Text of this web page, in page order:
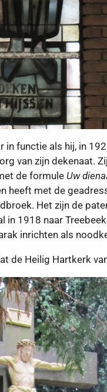
in functie als hij, in
van zijn dekenaat.
de formule Uw
heeft met de
Het zijn de
in 1918 naar
inrichten als
de Heilig Hartkerk